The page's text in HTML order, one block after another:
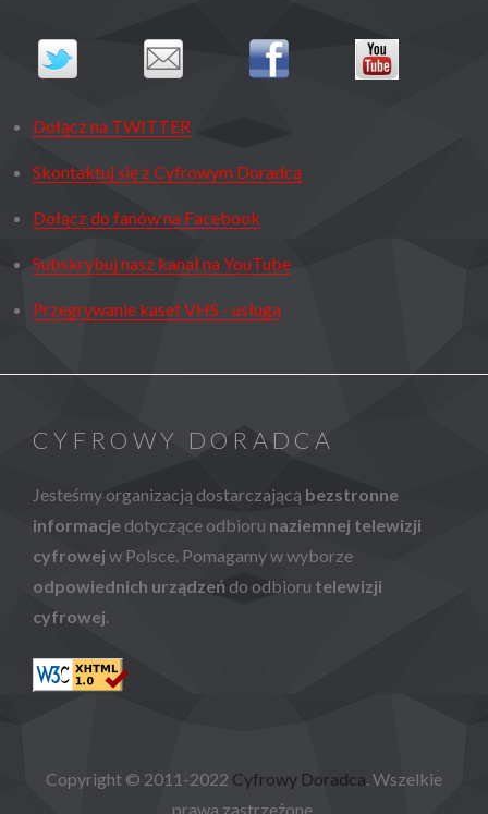
Dołącz na TWITTER
Skontaktuj się z Cyfrowym Doradcą
Dołącz do fanów na Facebook
Subskrybuj nasz kanał na YouTube
Przegrywanie kaset VHS - usługa
CYFROWY DORADCA
Jesteśmy organizacją dostarczającą bezstronne
informacje dotyczące odbioru naziemnej telewizji
cyfrowej w Polsce. Pomagamy w wyborze
odpowiednich urządzeń do odbioru telewizji
cyfrowej
Copyright © 2011-2022 Cyfrowy Doradca . Wszelkie
prawa zastrzeżone.